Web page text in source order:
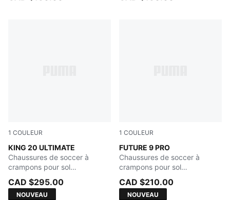
1 COULEUR
KING 20 ULTIMATE
Sugared Almond-PUMA Black-Ultra Red
Chaussures de soccer à
crampons pour sol
ferme/terrain artificiel
CAD $295.00
NOUVEAU
1 COULEUR
FUTURE 9 PRO
Sugared Almond-PUMA
Chaussures de soccer à
crampons pour sol
ferme/terrain artificiel
CAD $210.00
NOUVEAU